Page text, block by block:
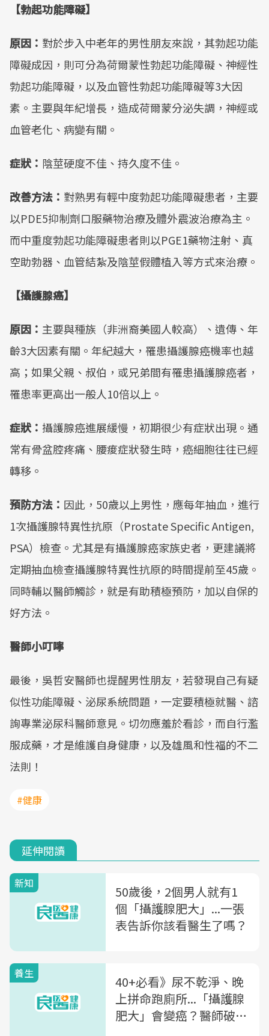
【勃起功能障礙】
原因： 對於步入中老年的男性朋友來說，其勃起功能
障礙成因，則可分為荷爾蒙性勃起功能障礙、神經性
勃起功能障礙，以及血管性勃起功能障礙等3大因
素。主要與年紀增長，造成荷爾蒙分泌失調，神經或
血管老化、病變有關。
症狀： 陰莖硬度不佳、持久度不佳。
改善方法： 對熟男有輕中度勃起功能障礙患者，主要
以PDE5抑制劑口服藥物治療及體外震波治療為主。
而中重度勃起功能障礙患者則以PGE1藥物注射、真
空助勃器、血管結紮及陰莖假體植入等方式來治療。
【攝護腺癌】
原因： 主要與種族（非洲裔美國人較高）、遺傳、年
齡3大因素有關。年紀越大，罹患攝護腺癌機率也越
高；如果父親、叔伯，或兄弟間有罹患攝護腺癌者，
罹患率更高出一般人10倍以上。
症狀： 攝護腺癌進展緩慢，初期很少有症狀出現。通
常有骨盆腔疼痛、腰痠症狀發生時，癌細胞往往已經
轉移。
預防方法： 因此，50歲以上男性，應每年抽血，進行
1次攝護腺特異性抗原（Prostate Specific Antigen,
PSA）檢查。尤其是有攝護腺癌家族史者，更建議將
定期抽血檢查攝護腺特異性抗原的時間提前至45歲。
同時輔以醫師觸診，就是有助積極預防，加以自保的
好方法。
醫師小叮嚀
最後，吳哲安醫師也提醒男性朋友，若發現自己有疑
似性功能障礙、泌尿系統問題，一定要積極就醫、諮
詢專業泌尿科醫師意見。切勿應羞於看診，而自行濫
服成藥，才是維護自身健康，以及雄風和性福的不二
法則！
#健康
延伸閱讀
新知
50歲後，2個男人就有1
個「攝護腺肥大」...一張
表告訴你該看醫生了嗎？
養生
40+必看》尿不乾淨、晚
上拼命跑廁所...「攝護腺
肥大」會變癌？醫師破